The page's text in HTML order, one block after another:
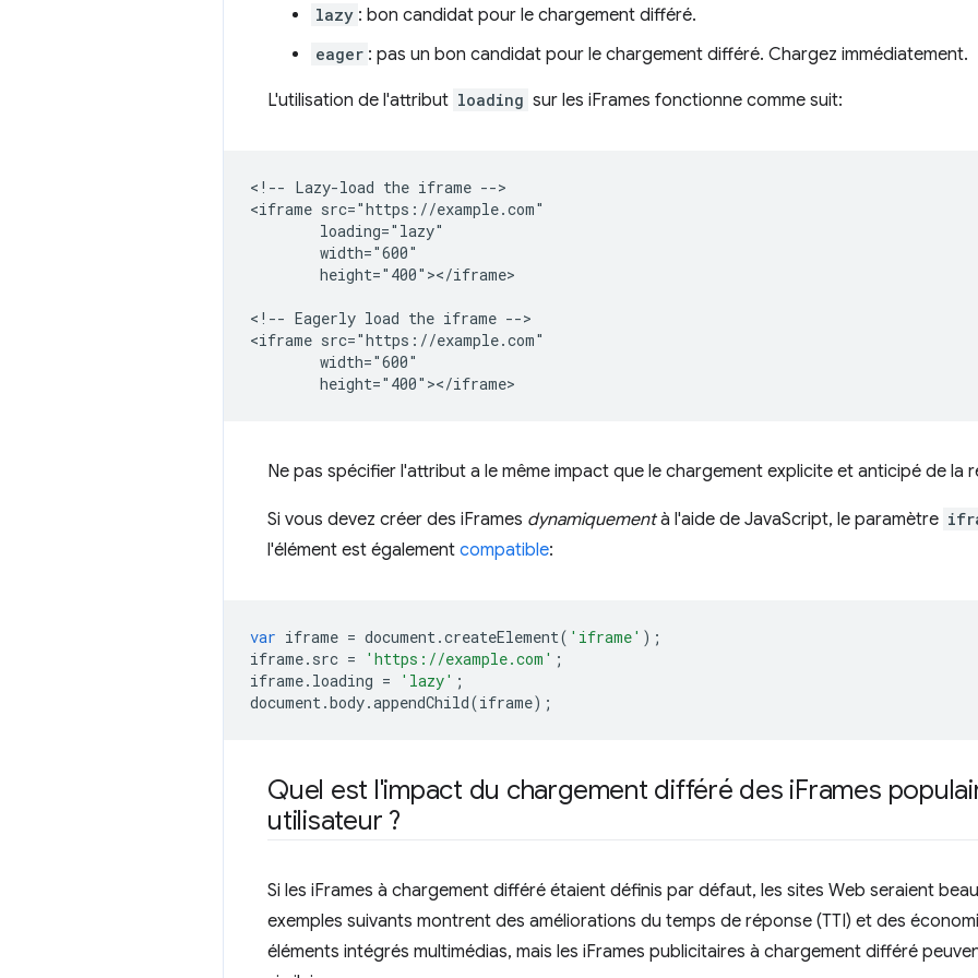
lazy : bon candidat pour le chargement différé.
eager : pas un bon candidat pour le chargement différé. Chargez immédiatement.
L'utilisation de l'attribut loading sur les iFrames fonctionne comme suit:
<!-- Lazy-load the iframe -->
<iframe src="https://example.com"
        loading="lazy"
        width="600"
        height="400"></iframe>
<!-- Eagerly load the iframe -->
<iframe src="https://example.com"
        width="600"
Ne pas spécifier l'attribut a le même impact que le chargement explicite et anticipé de la
Si vous devez créer des iFrames dynamiquementà l'aide de JavaScript, le paramètre
l'élément est également compatible:
var iframe = document.createElement( 'iframe' );
iframe. src = 'https://example.com' ;
iframe. loading = 'lazy' ;
document.body.appendChild(iframe);
Quel est l'impact du chargement différé des iFrames
utilisateur ?
Si les iFrames à chargement différé étaient définis par défaut, les sites Web seraient
exemples suivants montrent des améliorations du temps de réponse (TTI) et des
éléments intégrés multimédias, mais les iFrames publicitaires à chargement différé